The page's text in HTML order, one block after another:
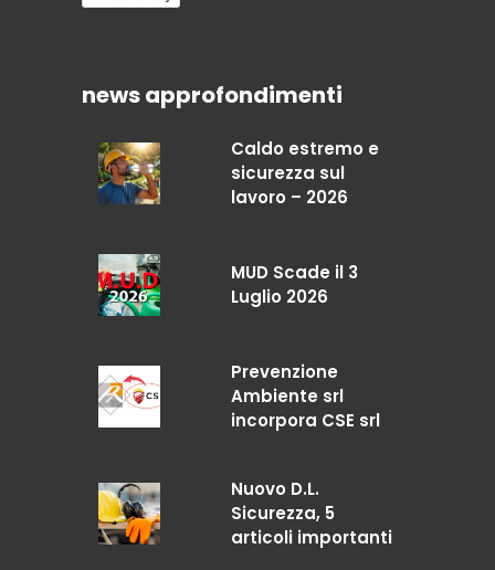
news approfondimenti
Caldo estremo e
sicurezza sul
lavoro – 2026
MUD Scade il 3
Luglio 2026
Prevenzione
Ambiente srl
incorpora CSE srl
Nuovo D.L.
Sicurezza, 5
articoli importanti